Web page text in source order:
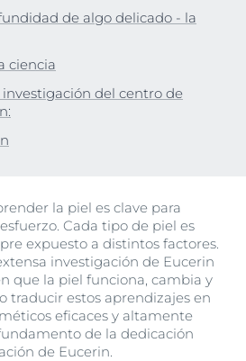
de algo delicado - la
ciencia
del centro de
la piel es clave para
Cada tipo de piel es
expuesto a distintos factores.
investigación de Eucerin
que la piel funciona, cambia y
traducir estos aprendizajes en
eficaces y altamente
de la dedicación
de Eucerin.